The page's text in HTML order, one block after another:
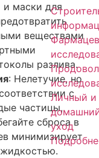
Личный и
уход
и маски для
веществами
разлива.
: Нелетучие, но
с
частицы,
сброса в
минимизирует